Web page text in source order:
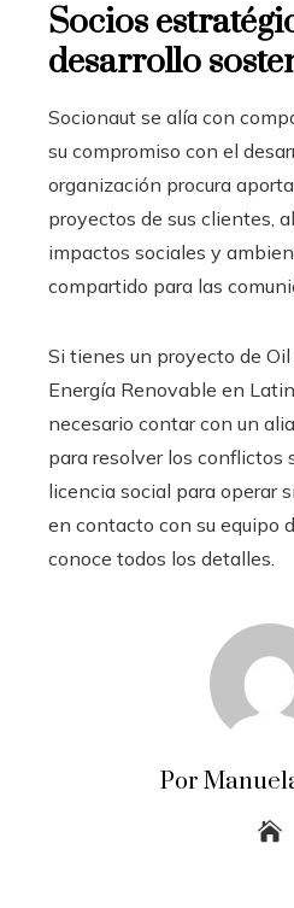
Socios
desarrollo
Socionaut se alía con
su compromiso con el
organización procura
proyectos de sus clientes,
impactos sociales y
compartido para las
Si tienes un proyecto de Oil
Energía Renovable en
necesario contar con un
para resolver los conflictos
licencia social para operar
en contacto con su equipo
conoce todos los detalles.
Por